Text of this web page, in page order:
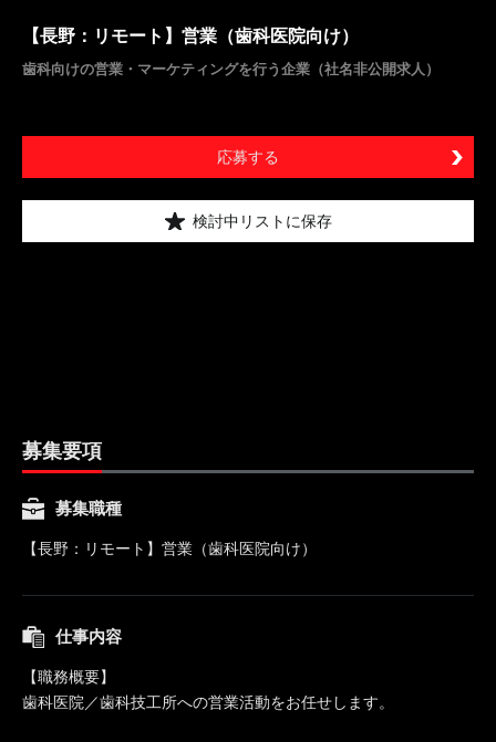
【長野：リモート】営業（歯科医院向け）
歯科向けの営業・マーケティングを行う企業（社名非公開求人）
応募する
検討中リストに保存
募集要項
募集職種
【長野：リモート】営業（歯科医院向け）
仕事内容
【職務概要】
歯科医院／歯科技工所への営業活動をお任せします。